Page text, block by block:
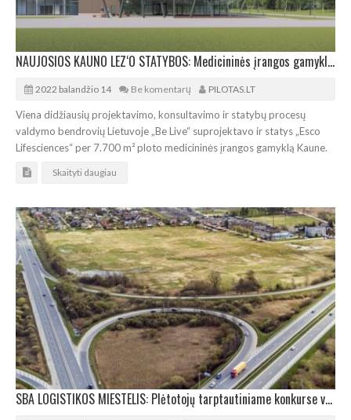
NAUJOSIOS KAUNO LEZ‘O STATYBOS: Medicininės įrangos gamykla „Esco Lifesciences“
2022 balandžio 14 Be komentarų PILOTAS.LT
Viena didžiausių projektavimo, konsultavimo ir statybų procesų
valdymo bendrovių Lietuvoje „Be Live“ suprojektavo ir statys „Esco
Lifesciences“ per 7.700 m² ploto medicininės įrangos gamyklą Kaune.
Skaityti daugiau
SBA LOGISTIKOS MIESTELIS: Plėtotojų tarptautiniame konkurse varžosi 6 idėjos